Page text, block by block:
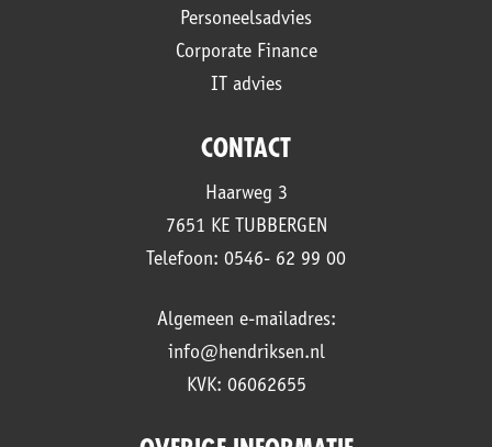
Personeelsadvies
Corporate Finance
IT advies
CONTACT
Haarweg 3
7651 KE TUBBERGEN
Telefoon: 0546- 62 99 00
Algemeen e-mailadres:
info@hendriksen.nl
KVK: 06062655